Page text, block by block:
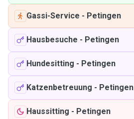
Gassi-Service - Petingen
Hausbesuche - Petingen
Hundesitting - Petingen
Katzenbetreuung - Petingen
Haussitting - Petingen